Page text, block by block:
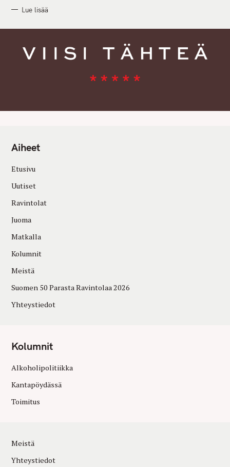
Lue lisää
Aiheet
Etusivu
Uutiset
Ravintolat
Juoma
Matkalla
Kolumnit
Meistä
Suomen 50 Parasta Ravintolaa 2026
Yhteystiedot
Kolumnit
Alkoholipolitiikka
Kantapöydässä
Toimitus
Meistä
Yhteystiedot